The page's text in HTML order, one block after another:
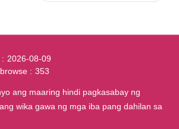
2026-08-09
353
ang maaring hindi pagkasabay ng
wika gawa ng mga iba pang dahilan sa